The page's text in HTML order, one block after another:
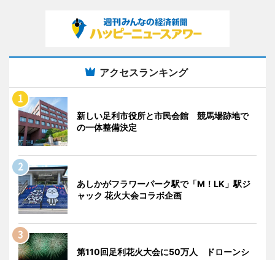
アクセスランキング
新しい足利市役所と市民会館 競馬場跡地で
の一体整備決定
あしかがフラワーパーク駅で「M！LK」駅ジ
ャック 花火大会コラボ企画
第110回足利花火大会に50万人 ドローンシ